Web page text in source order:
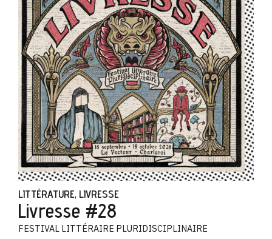
LITTÉRATURE, LIVRESSE
Livresse #28
FESTIVAL LITTÉRAIRE PLURIDISCIPLINAIRE